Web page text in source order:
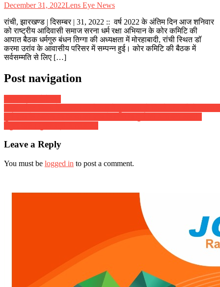
December 31, 2022Lens Eye News
रांची, झारखण्ड | दिसम्बर | 31, 2022 :: वर्ष 2022 के अंतिम दिन आज शनिवार
को राष्ट्रीय आदिवासी समाज सरना धर्म रक्षा अभियान के कोर कमिटि की
आपात बैठक धर्मगुरु बंधन तिग्गा की अध्यक्षता में मोरहाबादी, रांची स्थित डॉ
करमा उरांव के आवासीय परिसर में सम्पन्न हुई। कोर कमिटि की बैठक में
सर्वसम्मति से लिए […]
Post navigation
Leave a Reply
You must be logged in to post a comment.